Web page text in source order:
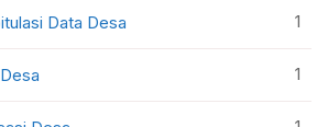
Data Desa 1
1